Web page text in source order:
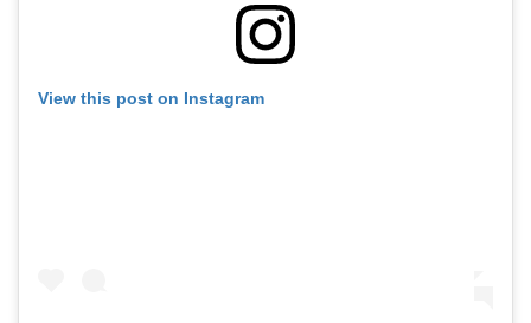
View this post on Instagram